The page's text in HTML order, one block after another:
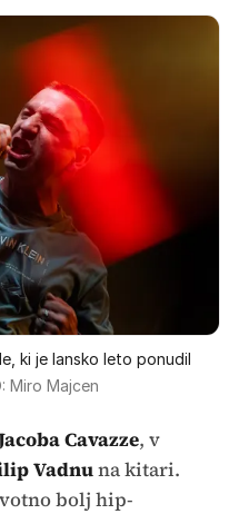
ki je lansko leto ponudil
Miro Majcen
Cavazze, v
Vadnuna kitari.
bolj hip-